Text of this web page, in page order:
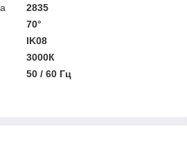
2835
70°
IK08
3000К
50 / 60 Гц